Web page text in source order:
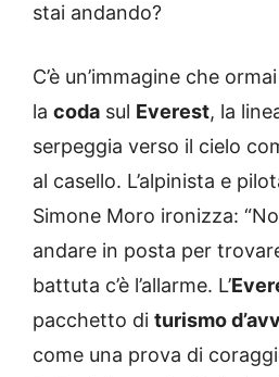
stai andando?
C’è un’immagine che
la coda sul Everest, la
serpeggia verso il cielo
al casello. L’alpinista e
Simone Moro ironizza:
andare in posta per
battuta c’è l’allarme. L’
pacchetto di turismo
come una prova di